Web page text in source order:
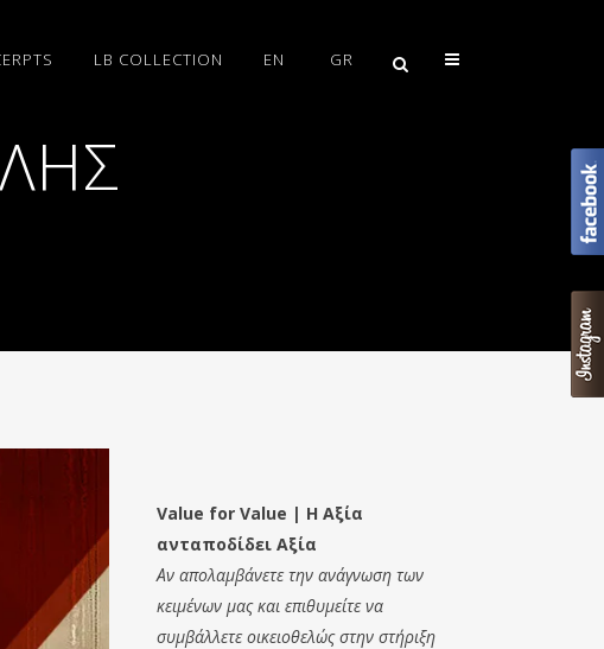
LB COLLECTION EN GR
Value for Value | Η Αξία
ανταποδίδει Αξία
Αν απολαμβάνετε την ανάγνωση των
κειμένων μας και επιθυμείτε να
συμβάλλετε οικειοθελώς στην στήριξη